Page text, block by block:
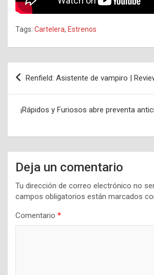
Tags: Cartelera, Estrenos
Navegación
de
Renfield: Asistente de vampiro |
¡Rápidos y Furiosos abre preventa
Deja un comentario
Tu dirección de correo electrónico no
campos obligatorios están marcados
Comentario *